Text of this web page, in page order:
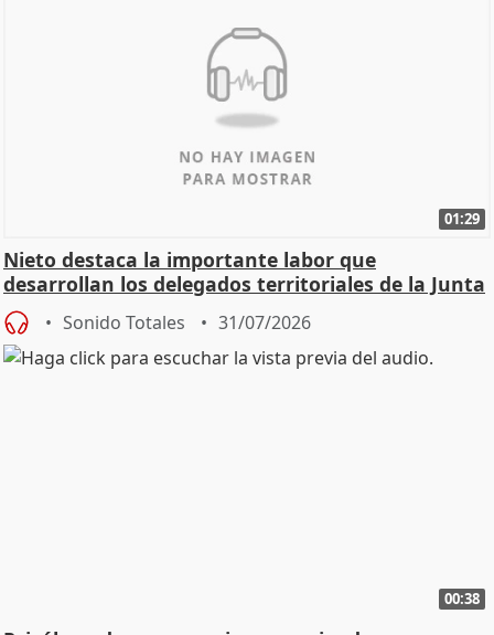
01:29
Nieto destaca la importante labor que
desarrollan los delegados territoriales de la Junta
Sonido Totales 31/07/2026
00:38